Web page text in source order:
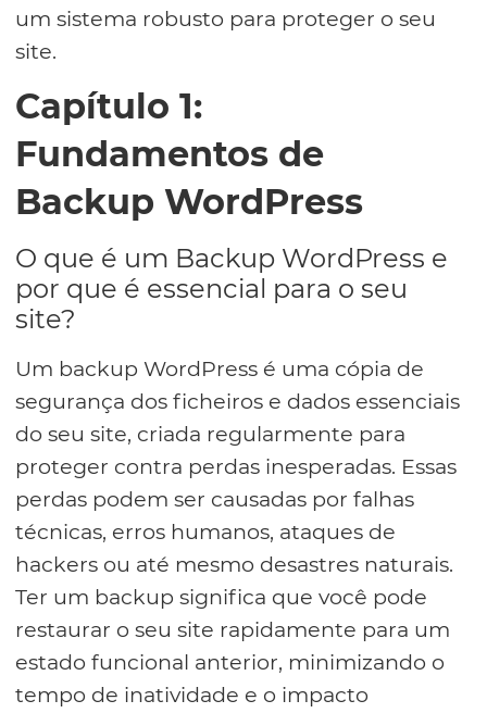
um sistema robusto para proteger o seu
site.
Capítulo 1:
Fundamentos de
Backup WordPress
O que é um Backup WordPress e
por que é essencial para o seu
site?
Um backup WordPress é uma cópia de
segurança dos ficheiros e dados essenciais
do seu site, criada regularmente para
proteger contra perdas inesperadas. Essas
perdas podem ser causadas por falhas
técnicas, erros humanos, ataques de
hackers ou até mesmo desastres naturais.
Ter um backup significa que você pode
restaurar o seu site rapidamente para um
estado funcional anterior, minimizando o
tempo de inatividade e o impacto